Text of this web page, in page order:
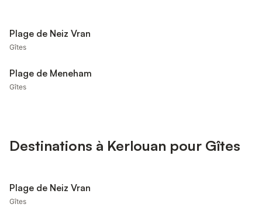
Plage de Neiz Vran
Gîtes
Plage de Meneham
Gîtes
Destinations à Kerlouan pour Gîtes
Plage de Neiz Vran
Gîtes